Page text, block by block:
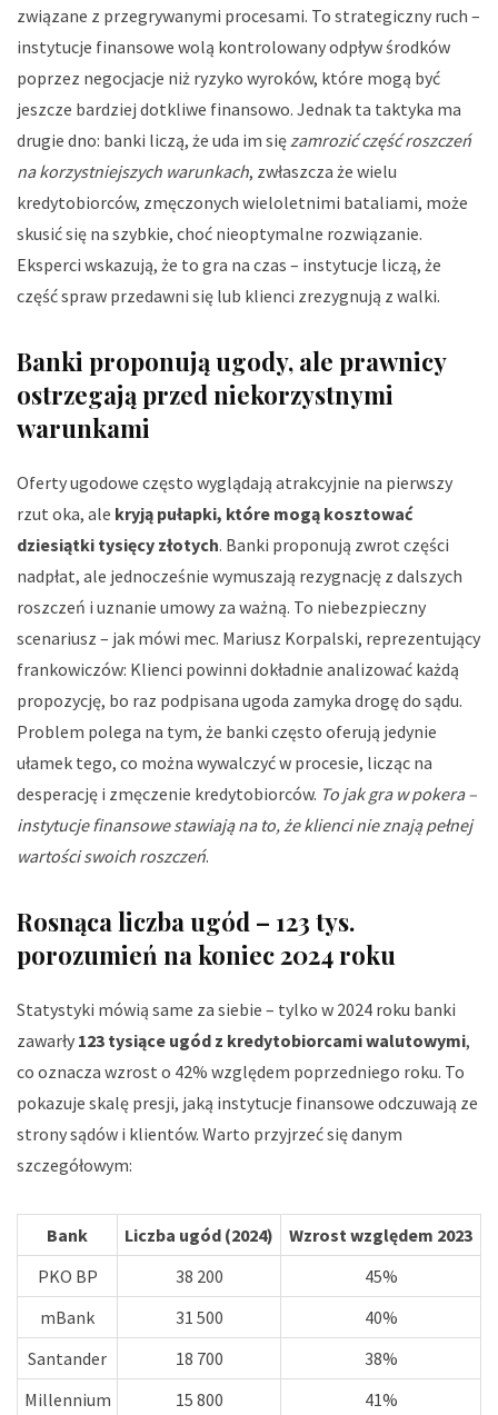
związane z przegrywanymi procesami. To strategiczny ruch –
instytucje finansowe wolą kontrolowany odpływ środków
poprzez negocjacje niż ryzyko wyroków, które mogą być
jeszcze bardziej dotkliwe finansowo. Jednak ta taktyka ma
drugie dno: banki liczą, że uda im sięzamrozić część roszczeń
na korzystniejszych warunkach, zwłaszcza że wielu
kredytobiorców, zmęczonych wieloletnimi bataliami, może
skusić się na szybkie, choć nieoptymalne rozwiązanie.
Eksperci wskazują, że to gra na czas – instytucje liczą, że
część spraw przedawni się lub klienci zrezygnują z walki.
Banki proponują ugody, ale prawnicy
ostrzegają przed niekorzystnymi
warunkami
Oferty ugodowe często wyglądają atrakcyjnie na pierwszy
rzut oka, ale kryją pułapki, które mogą kosztować
dziesiątki tysięcy złotych. Banki proponują zwrot części
nadpłat, ale jednocześnie wymuszają rezygnację z dalszych
roszczeń i uznanie umowy za ważną. To niebezpieczny
scenariusz – jak mówi mec. Mariusz Korpalski, reprezentujący
frankowiczów: Klienci powinni dokładnie analizować każdą
propozycję, bo raz podpisana ugoda zamyka drogę do sądu.
Problem polega na tym, że banki często oferują jedynie
ułamek tego, co można wywalczyć w procesie, licząc na
desperację i zmęczenie kredytobiorców. To jak gra w pokera –
instytucje finansowe stawiają na to, że klienci nie znają pełnej
wartości swoich roszczeń.
Rosnąca liczba ugód – 123 tys.
porozumień na koniec 2024 roku
Statystyki mówią same za siebie – tylko w 2024 roku banki
zawarły 123 tysiące ugód z kredytobiorcami walutowymi,
co oznacza wzrost o 42% względem poprzedniego roku. To
pokazuje skalę presji, jaką instytucje finansowe odczuwają ze
strony sądów i klientów. Warto przyjrzeć się danym
szczegółowym:
Bank Liczba ugód (2024)
Wzrost względem 2023
PKO BP
38 200
45%
mBank
31 500
40%
Santander
18 700
38%
Millennium
15 800
41%